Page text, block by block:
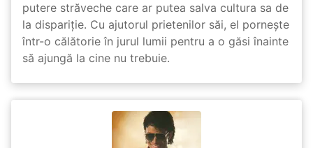
putere străveche care ar putea salva cultura sa de
la dispariție. Cu ajutorul prietenilor săi, el pornește
într-o călătorie în jurul lumii pentru a o găsi înainte
să ajungă la cine nu trebuie.